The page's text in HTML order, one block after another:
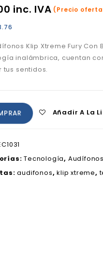
inc. IVA (Precio
Klip Xtreme Fury Con
inalámbrica, cuentan
tus sentidos.
Añadir A La
Tecnología, Audífonos
audifonos,klip xtreme,